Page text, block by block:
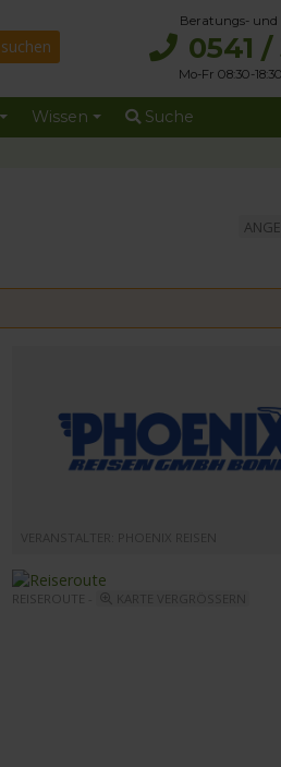
Beratungs-
0541
Mo-Fr 08:30-
Wissen Suche
REISEROUTE -